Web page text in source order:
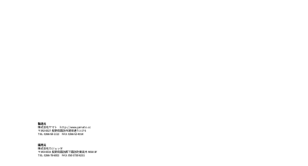
製造元
株式会社ヤマトhttp://www.yamato.cc
〒392-0027 長野県諏訪市湖岸通り1-17-5
TEL: 0266-58-1112 FAX: 0266-52-4314
販売元
株式会社カジュッタ
〒393-0033 長野県諏訪郡下諏訪町東高木 9050-3F
TEL: 0266-78-6002 FAX: 050-3730-8231